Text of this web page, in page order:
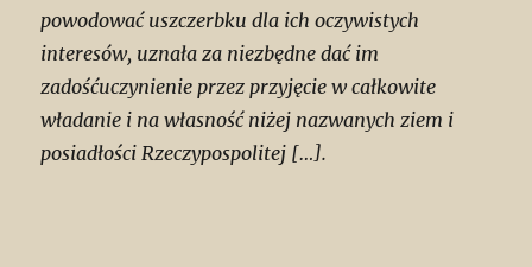
powodować uszczerbku dla ich oczywistych
interesów, uznała za niezbędne dać im
zadośćuczynienie przez przyjęcie w całkowite
władanie i na własność niżej nazwanych ziem i
posiadłości Rzeczypospolitej […].